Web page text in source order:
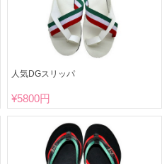
人気DGスリッパ
¥5800円